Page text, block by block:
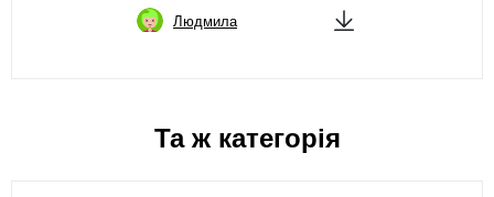
Людмила
Та ж категорія